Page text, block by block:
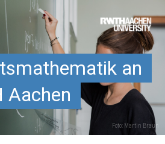
an
Aachen
Foto: Martin Braun